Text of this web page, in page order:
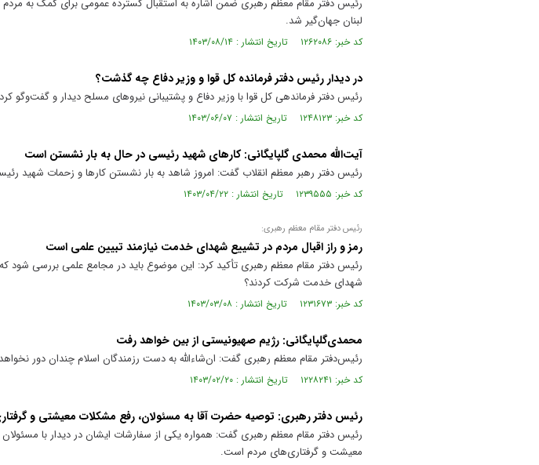
رئیس دفتر مقام معظم رهبری ضمن اشاره به استقبال گسترده عمومی برای کمک به مردم
لبنان جهان‌گیر شد.
کد خبر: ۱۲۶۲۰۸۶ تاریخ انتشار : ۱۴۰۳/۰۸/۱۴
در دیدار رئیس دفتر فرمانده کل قوا و وزیر دفاع چه گذشت؟
رئیس دفتر فرماندهی کل قوا با وزیر دفاع و پشتیبانی نیروهای مسلح دیدار و گفت‌وگو
کد خبر: ۱۲۴۸۱۲۳ تاریخ انتشار : ۱۴۰۳/۰۶/۰۷
آیت‌الله محمدی گلپایگانی: کارهای شهید رئیسی در حال به بار نشستن است
رئیس دفتر رهبر معظم انقلاب گفت: امروز شاهد به بار نشستن کارها و زحمات شهید
کد خبر: ۱۲۳۹۵۵۵ تاریخ انتشار : ۱۴۰۳/۰۴/۲۲
رئیس دفتر مقام معظم رهبری:
رمز و راز اقبال مردم در تشییع شهدای خدمت نیازمند تبیین علمی است
رئیس دفتر مقام معظم رهبری تأکید کرد: این موضوع باید در مجامع علمی بررسی شود
شهدای خدمت شرکت کردند؟
کد خبر: ۱۲۳۱۶۷۳ تاریخ انتشار : ۱۴۰۳/۰۳/۰۸
محمدی‌گلپایگانی: رژیم صهیونیستی از بین خواهد رفت
رئیس‌دفتر مقام معظم رهبری گفت: ان‌شاءالله به دست رزمندگان اسلام چندان دور
کد خبر: ۱۲۲۸۲۴۱ تاریخ انتشار : ۱۴۰۳/۰۲/۲۰
رئیس دفتر رهبری: توصیه حضرت آقا به مسئولان، رفع مشکلات معیشتی و
رئیس دفتر مقام معظم رهبری گفت: همواره یکی از سفارشات ایشان در دیدار با
معیشت و گرفتاری‌های مردم است.